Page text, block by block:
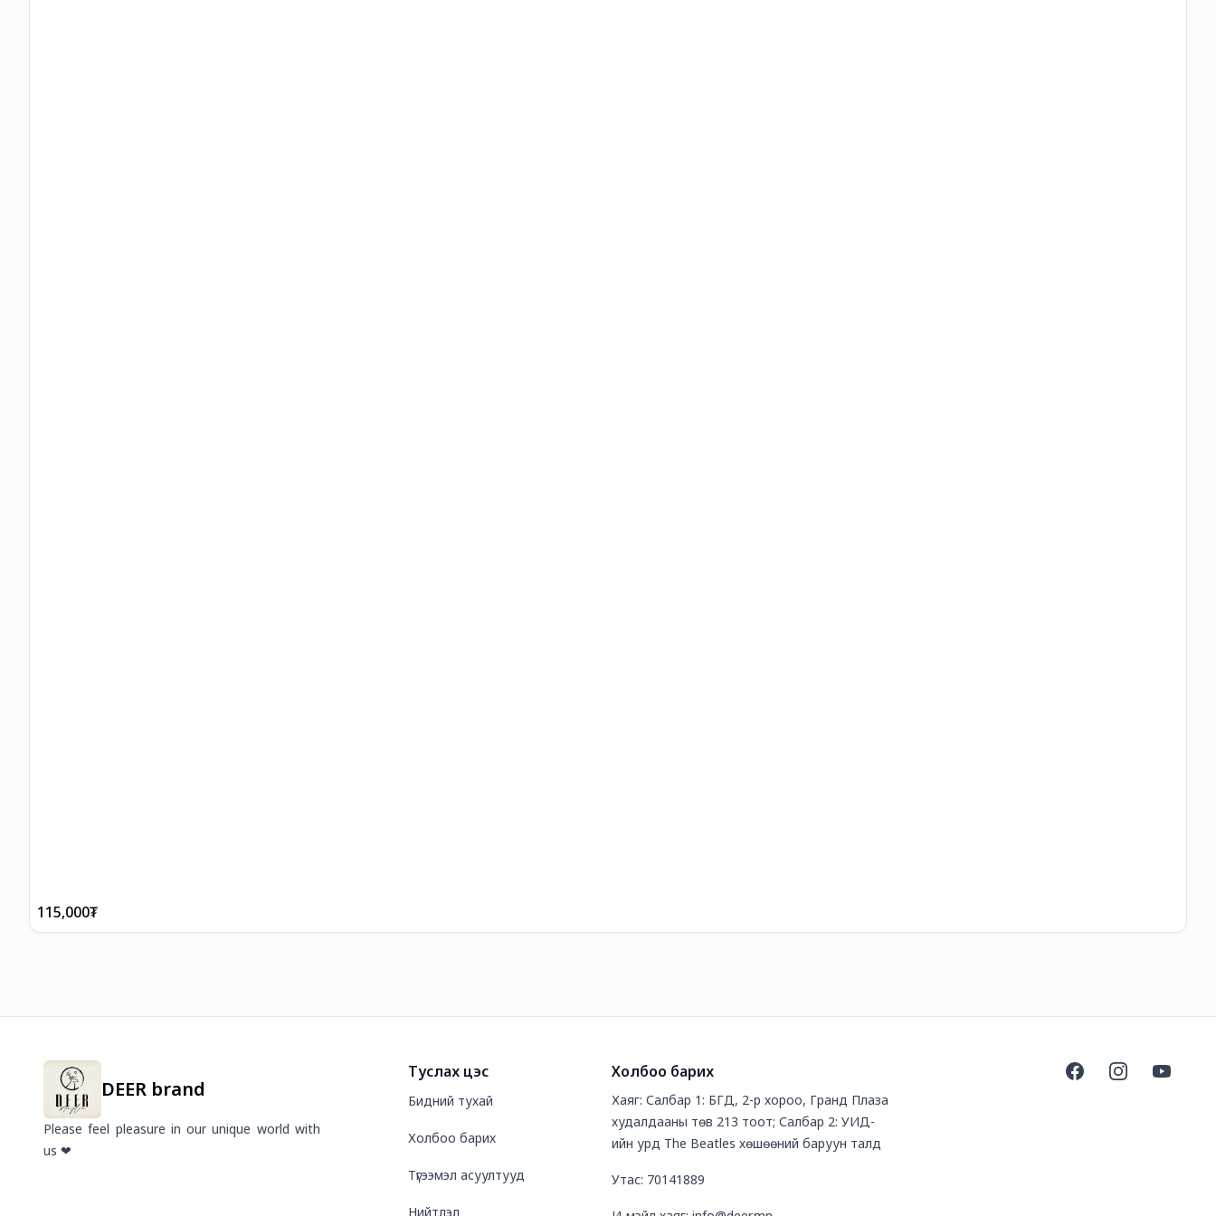
115,000₮
DEER brand
Please feel pleasure in our unique world with
us ❤
Туслах цэс
Бидний тухай
Холбоо барих
Түгээмэл асуултууд
Нийтлэл
Холбоо барих
Хаяг: Салбар 1: БГД, 2-р хороо, Гранд Плаза
худалдааны төв 213 тоот; Салбар 2: УИД-
ийн урд The Beatles хөшөөний баруун талд
Утас: 70141889
FacebookInstagramYouTube